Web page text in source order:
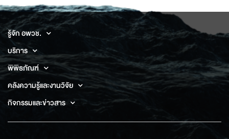
รู้จัก อพวช.
บริการ
พิพิธภัณฑ์
คลังความรู้และงานวิจัย
กิจกรรมและข่าวสาร